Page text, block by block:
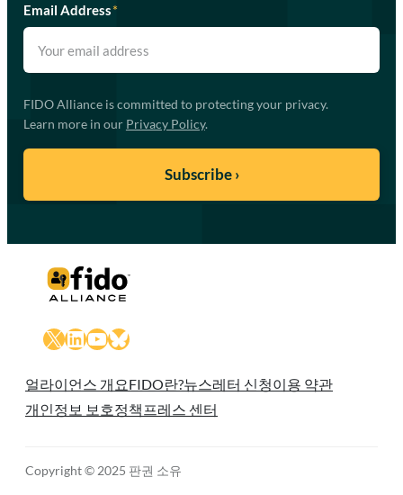
Email Address*
FIDO Alliance is committed to protecting your privacy.
Learn more in our Privacy Policy.
X LinkedIn
YouTube
Bluesky
얼라이언스 개요FIDO란?뉴스레터 신청이용 약관
개인정보 보호정책 프레스 센터
Copyright © 2025 판권 소유